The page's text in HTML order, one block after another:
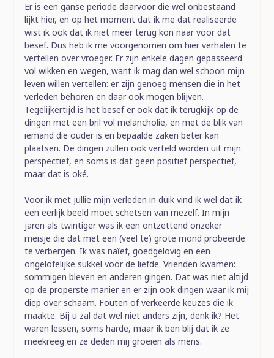
Er is een ganse periode daarvoor die wel onbestaand
lijkt hier, en op het moment dat ik me dat realiseerde
wist ik ook dat ik niet meer terug kon naar voor dat
besef. Dus heb ik me voorgenomen om hier verhalen te
vertellen over vroeger. Er zijn enkele dagen gepasseerd
vol wikken en wegen, want ik mag dan wel schoon mijn
leven willen vertellen: er zijn genoeg mensen die in het
verleden behoren en daar ook mogen blijven.
Tegelijkertijd is het besef er ook dat ik terugkijk op de
dingen met een bril vol melancholie, en met de blik van
iemand die ouder is en bepaalde zaken beter kan
plaatsen. De dingen zullen ook verteld worden uit mijn
perspectief, en soms is dat geen positief perspectief,
maar dat is oké.
Voor ik met jullie mijn verleden in duik vind ik wel dat ik
een eerlijk beeld moet schetsen van mezelf. In mijn
jaren als twintiger was ik een ontzettend onzeker
meisje die dat met een (veel te) grote mond probeerde
te verbergen. Ik was naïef, goedgelovig en een
ongelofelijke sukkel voor de liefde. Vrienden kwamen:
sommigen bleven en anderen gingen. Dat was niet altijd
op de properste manier en er zijn ook dingen waar ik mij
diep over schaam. Fouten of verkeerde keuzes die ik
maakte. Bij u zal dat wel niet anders zijn, denk ik? Het
waren lessen, soms harde, maar ik ben blij dat ik ze
meekreeg en ze deden mij groeien als mens.